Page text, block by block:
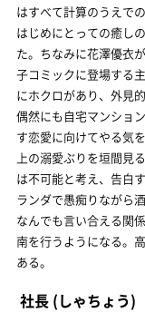
はすべて計算のうえで
はじめにとっての癒し
た。ちなみに花澤優衣
子コミックに登場する
にホクロがあり、外見
偶然にも自宅マンショ
す恋愛に向けてやる気
上の溺愛ぶりを垣間見
は不可能と考え、告白
ランダで愚痴りながら
なんでも言い合える関
南を行うようになる。
ある。
社長 (しゃちょう)